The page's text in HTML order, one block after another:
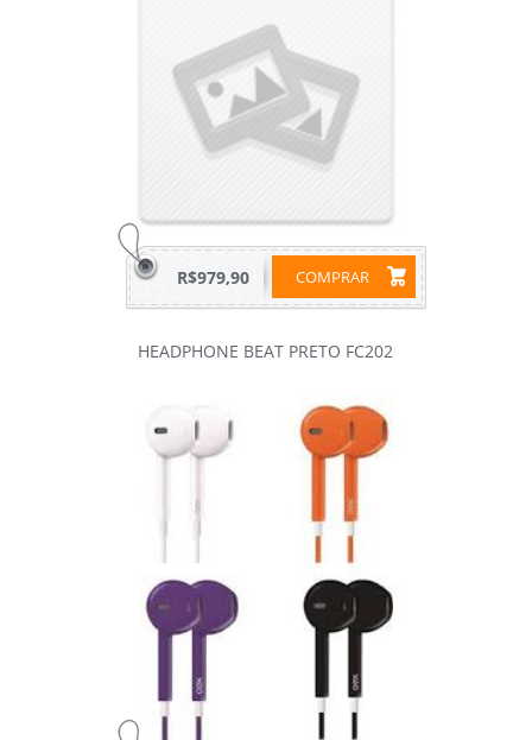
COMPRAR
R$979,90
HEADPHONE BEAT PRETO FC202